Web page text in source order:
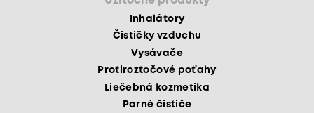
Inhalátory
Čističky vzduchu
Vysávače
Protiroztočové poťahy
Liečebná kozmetika
Parné čističe